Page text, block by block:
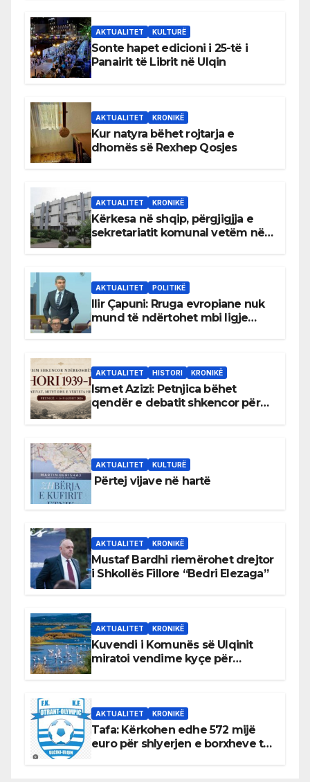
AKTUALITET KULTURË
Sonte hapet edicioni i 25-të i
Panairit të Librit në Ulqin
AKTUALITET KRONIKË
Kur natyra bëhet rojtarja e
dhomës së Rexhep Qosjes
AKTUALITET KRONIKË
Kërkesa në shqip, përgjigjja e
sekretariatit komunal vetëm në
AKTUALITET POLITIKË
Ilir Çapuni: Rruga evropiane nuk
mund të ndërtohet mbi ligje
AKTUALITET HISTORI KRONIKË
Ismet Azizi: Petnjica bëhet
qendër e debatit shkencor për
AKTUALITET KULTURË
Përtej vijave në hartë
AKTUALITET KRONIKË
Mustaf Bardhi riemërohet drejtor
i Shkollës Fillore “Bedri Elezaga”
AKTUALITET KRONIKË
Kuvendi i Komunës së Ulqinit
miratoi vendime kyçe për
AKTUALITET KRONIKË
Tafa: Kërkohen edhe 572 mijë
euro për shlyerjen e borxheve të